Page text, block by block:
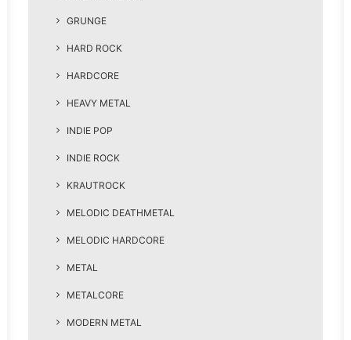
GRUNGE
HARD ROCK
HARDCORE
HEAVY METAL
INDIE POP
INDIE ROCK
KRAUTROCK
MELODIC DEATHMETAL
MELODIC HARDCORE
METAL
METALCORE
MODERN METAL